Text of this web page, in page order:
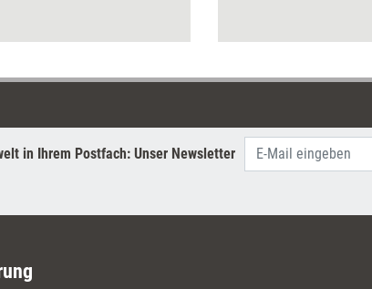
in Ihrem Postfach: Unser Newsletter